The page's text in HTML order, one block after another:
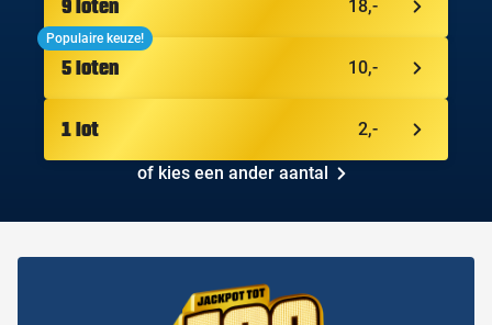
9 loten 18,-
5 loten 10,-
Populaire keuze!
1 lot 2,-
of kies een ander aantal